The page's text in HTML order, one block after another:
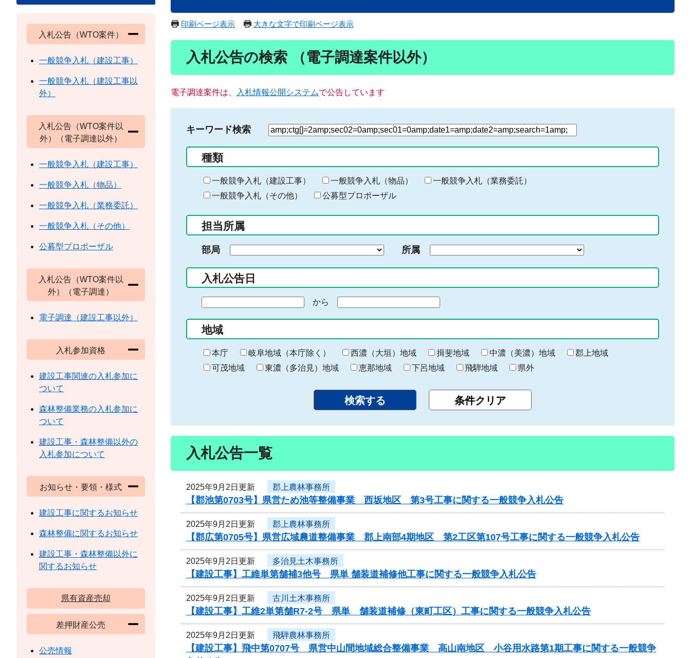
印刷ページ表示 大きな文字で印刷ページ表示
入札公告の検索 （電子調達案件以外）
電子調達案件は、 入札情報公開システムで公告しています
キーワード検索
検
る
キ
ー
ー
入
力
種類
一般競争入札（建設工事） 一般競争入札（物品）
一般競争入札（業務委託）
一般競争入札（その他）
公募型プロポーザル
担当所属
部局 所属
入札公告日
の
始
ま
り
から
終
わ
り
地域
本庁 岐阜地域（本庁除く） 西濃（大垣）地域 揖斐地域 中濃（美濃）地域
郡上地域
可茂地域
東濃（多治見）地域 恵那地域 下呂地域 飛騨地域 県外
入札公告一覧
2025年9月2日更新 郡上農林事務所
【郡池第0703号】県営ため池等整備事業 西坂地区 第3号工事に関する一般競争入札公告
2025年9月2日更新 郡上農林事務所
【郡広第0705号】県営広域農道整備事業 郡上南部4期地区 第2工区第107号工事に関する一般競争入札公告
2025年9月2日更新 多治見土木事務所
【建設工事】工維単第舗補3他号 県単 舗装道補修他工事に関する一般競争入札公告
2025年9月2日更新 古川土木事務所
【建設工事】工維2単第舗R7-2号 県単 舗装道補修（東町工区）工事に関する一般競争入札公告
2025年9月2日更新 飛騨農林事務所
【建設工事】飛中第0707号 県営中山間地域総合整備事業 高山南地区 小谷用水路第1期工事に関する一般競争
入札公告（WTO案件）
一般競争入札（建設工事）
一般競争入札（建設工事以
外）
入札公告（WTO案件以
外）（電子調達以外）
一般競争入札（建設工事）
一般競争入札（物品）
一般競争入札（業務委託）
一般競争入札（その他）
公募型プロポーザル
入札公告（WTO案件以
外）（電子調達）
電子調達（建設工事以外）
入札参加資格
建設工事関連の入札参加に
ついて
森林整備業務の入札参加に
ついて
建設工事・森林整備以外の
入札参加について
お知らせ・要領・様式
建設工事に関するお知らせ
森林整備に関するお知らせ
建設工事・森林整備以外に
関するお知らせ
県有資産売却
差押財産公売
公売情報